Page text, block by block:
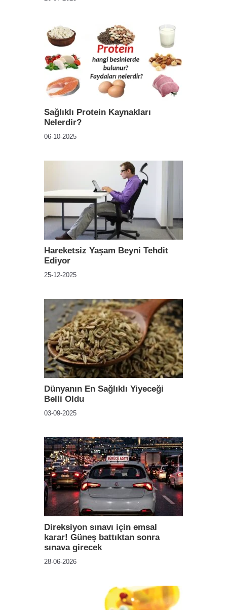
Sağlıklı Protein Kaynakları
Nelerdir?
06-10-2025
Hareketsiz Yaşam Beyni Tehdit
Ediyor
25-12-2025
Dünyanın En Sağlıklı Yiyeceği
Belli Oldu
03-09-2025
Direksiyon sınavı için emsal
karar! Güneş battıktan sonra
sınava girecek
28-06-2026